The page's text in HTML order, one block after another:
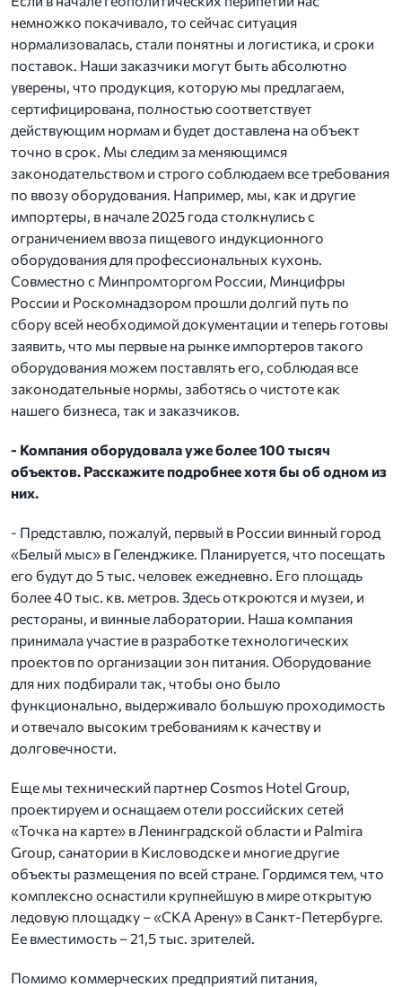
немножко покачивало, то сейчас ситуация
нормализовалась, стали понятны и логистика, и сроки
поставок. Наши заказчики могут быть абсолютно
уверены, что продукция, которую мы предлагаем,
сертифицирована, полностью соответствует
действующим нормам и будет доставлена на объект
точно в срок. Мы следим за меняющимся
законодательством и строго соблюдаем все требования
по ввозу оборудования. Например, мы, как и другие
импортеры, в начале 2025 года столкнулись с
ограничением ввоза пищевого индукционного
оборудования для профессиональных кухонь.
Совместно с Минпромторгом России, Минцифры
России и Роскомнадзором прошли долгий путь по
сбору всей необходимой документации и теперь готовы
заявить, что мы первые на рынке импортеров такого
оборудования можем поставлять его, соблюдая все
законодательные нормы, заботясь о чистоте как
нашего бизнеса, так и заказчиков.
- Компания оборудовала уже более 100 тысяч
объектов. Расскажите подробнее хотя бы об одном из
них.
- Представлю, пожалуй, первый в России винный город
«Белый мыс» в Геленджике. Планируется, что посещать
его будут до 5 тыс. человек ежедневно. Его площадь
более 40 тыс. кв. метров. Здесь откроются и музеи, и
рестораны, и винные лаборатории. Наша компания
принимала участие в разработке технологических
проектов по организации зон питания. Оборудование
для них подбирали так, чтобы оно было
функционально, выдерживало большую проходимость
и отвечало высоким требованиям к качеству и
долговечности.
Еще мы технический партнер Cosmos Hotel Group,
проектируем и оснащаем отели российских сетей
«Точка на карте» в Ленинградской области и Palmira
Group, санатории в Кисловодске и многие другие
объекты размещения по всей стране. Гордимся тем, что
комплексно оснастили крупнейшую в мире открытую
ледовую площадку – «СКА Арену» в Санкт-Петербурге.
Ее вместимость – 21,5 тыс. зрителей.
Помимо коммерческих предприятий питания,